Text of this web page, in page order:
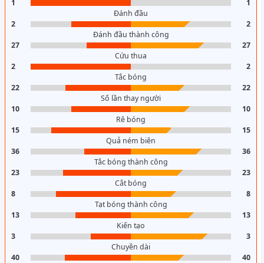
1
1
Đánh đầu
2
2
Đánh đầu thành công
27
27
Cứu thua
2
2
Tắc bóng
22
22
Số lần thay người
10
10
Rê bóng
15
15
Quả ném biên
36
36
Tắc bóng thành công
23
23
Cắt bóng
8
8
Tạt bóng thành công
13
13
Kiến tạo
3
3
Chuyền dài
40
40